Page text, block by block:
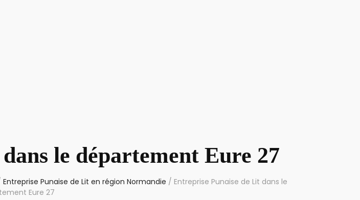
le département Eure 27
Entreprise Punaise de Lit en région Normandie / Entreprise Punaise de Lit dans le
Eure 27